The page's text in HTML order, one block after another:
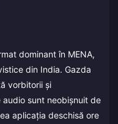
dominant în MENA,
din India. Gazda
vorbitorii și
sunt neobișnuit de
aplicația deschisă ore